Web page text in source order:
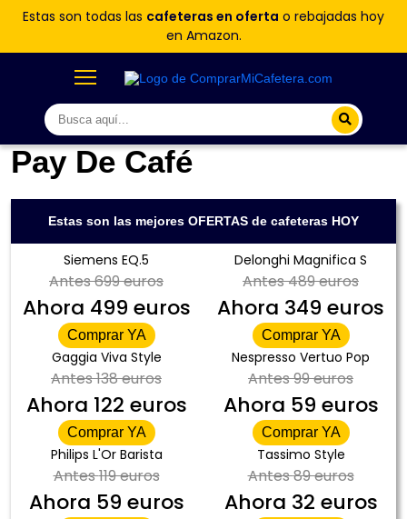
Estas son todas las cafeteras en oferta o rebajadas hoy
en Amazon.
Pay De Café
Estas son las mejores OFERTAS de cafeteras HOY
Siemens EQ.5
Antes699 euros
Ahora 499 euros
Comprar YA
Delonghi Magnifica S
Antes489 euros
Ahora 349 euros
Comprar YA
Gaggia Viva Style
Antes138 euros
Ahora 122 euros
Comprar YA
Nespresso Vertuo Pop
Antes99 euros
Ahora 59 euros
Comprar YA
Philips L'Or Barista
Antes119 euros
Ahora 59 euros
Tassimo Style
Antes89 euros
Ahora 32 euros